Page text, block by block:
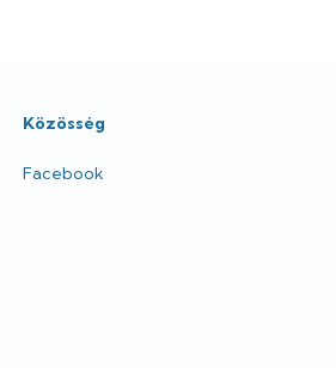
Közösség
Facebook